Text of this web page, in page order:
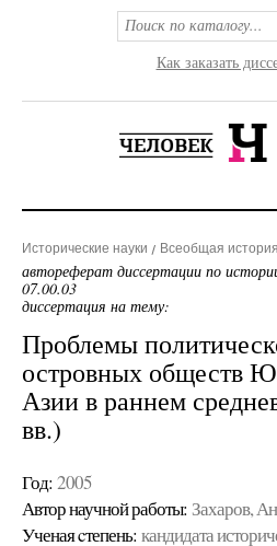
Как заказать
Исторические науки Всеобщая
автореферат диссертации по
07.00.03
диссертация на тему:
Проблемы
островных обществ
Азии в раннем
вв.)
Год: 2005
Автор научной работы: Захаров,
Ученая cтепень: кандидата